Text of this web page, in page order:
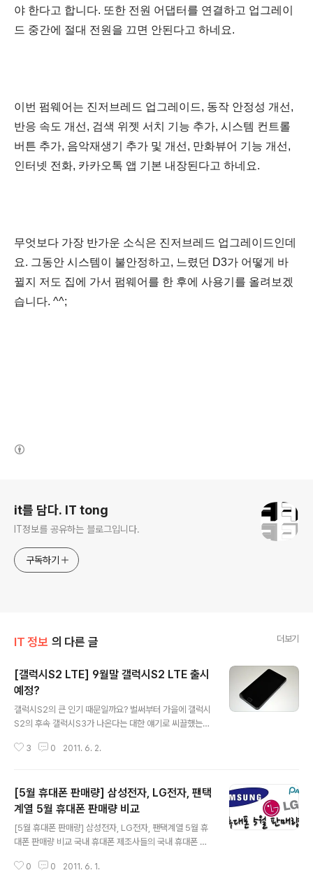
야 한다고 합니다. 또한 전원 어댑터를 연결하고 업그레이
드 중간에 절대 전원을 끄면 안된다고 하네요.
이번 펌웨어는 진저브레드 업그레이드, 동작 안정성 개선,
반응 속도 개선, 검색 위젯 서치 기능 추가, 시스템 컨트롤
버튼 추가, 음악재생기 추가 및 개선, 만화뷰어 기능 개선,
인터넷 전화, 카카오톡 앱 기본 내장된다고 하네요.
무엇보다 가장 반가운 소식은 진저브레드 업그레이드인데
요. 그동안 시스템이 불안정하고, 느렸던 D3가 어떻게 바
뀔지 저도 집에 가서 펌웨어를 한 후에 사용기를 올려보겠
습니다. ^^;
it를 담다. IT tong
IT정보를 공유하는 블로그입니다.
구독하기
IT 정보 의 다른 글 더보기
[갤럭시S2 LTE] 9월말 갤럭시S2 LTE 출시
예정?
갤럭시S2의 큰 인기 때문일까요? 벌써부터 가을에 갤럭시
S2의 후속 갤럭시S3가 나온다는 대한 얘기로 씨끌했는데
으로써 후속제품에 대한 논란은 끝나는듯 보였습니다. (사
를 출시한다는 기사가 떳습니다. 가칭 갤럭시S2 LTE는 S
K텔레콤을 통해 듀얼코어 1.7GHz 칩셋에 4.5인치 슈퍼
아몰레드 플러스를 탑재할 것으로 예상된다고 하는데요.
예전에 갤럭시S 호핀의 경우 갤럭시S에 N스크린 기능이
경우 기존의 갤럭시S2에 비해 스팩이 상당히 바뀌는 것을
3 0 2011. 6. 2.
[5월 휴대폰 판매량] 삼성전자, LG전자, 팬택
계열 5월 휴대폰 판매량 비교
[5월 휴대폰 판매량] 삼성전자, LG전자, 팬택계열 5월 휴
대폰 판매량 비교 국내 휴대폰 제조사들의 국내 휴대폰 제
매량이 발표되었습니다. 지난 4월의 경우 삼성전자는 4
0 0 2011. 6. 1.